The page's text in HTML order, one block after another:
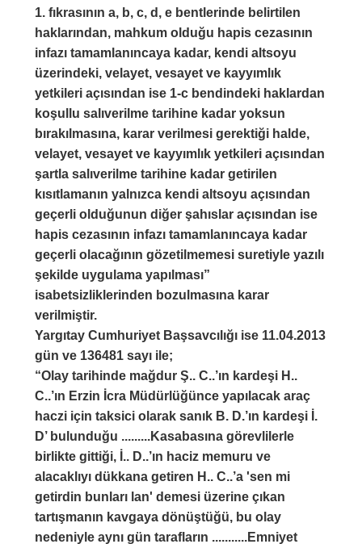
1. fıkrasının a, b, c, d, e bentlerinde belirtilen
haklarından, mahkum olduğu hapis cezasının
infazı tamamlanıncaya kadar, kendi altsoyu
üzerindeki, velayet, vesayet ve kayyımlık
yetkileri açısından ise 1-c bendindeki haklardan
koşullu salıverilme tarihine kadar yoksun
bırakılmasına, karar verilmesi gerektiği halde,
velayet, vesayet ve kayyımlık yetkileri açısından
şartla salıverilme tarihine kadar getirilen
kısıtlamanın yalnızca kendi altsoyu açısından
geçerli olduğunun diğer şahıslar açısından ise
hapis cezasının infazı tamamlanıncaya kadar
geçerli olacağının gözetilmemesi suretiyle yazılı
şekilde uygulama yapılması”
isabetsizliklerinden bozulmasına karar
verilmiştir.
Yargıtay Cumhuriyet Başsavcılığı ise 11.04.2013
gün ve 136481 sayı ile;
“Olay tarihinde mağdur Ş.. C..’ın kardeşi H..
C..’ın Erzin İcra Müdürlüğünce yapılacak araç
haczi için taksici olarak sanık B. D.’ın kardeşi İ.
D’ bulunduğu .........Kasabasına görevlilerle
birlikte gittiği, İ.. D..’ın haciz memuru ve
alacaklıyı dükkana getiren H.. C..’a 'sen mi
getirdin bunları lan' demesi üzerine çıkan
tartışmanın kavgaya dönüştüğü, bu olay
nedeniyle aynı gün tarafların ...........Emniyet